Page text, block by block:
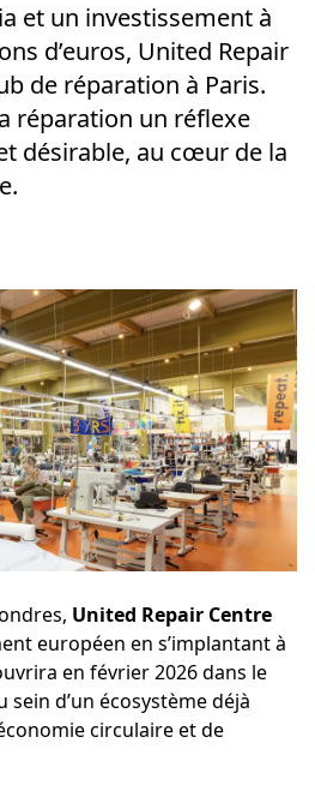
et un investissement à
d’euros, United Repair
de réparation à Paris.
réparation un réflexe
désirable, au cœur de la
United Repair Centre
européen en s’implantant à
en février 2026 dans le
sein d’un écosystème déjà
circulaire et de